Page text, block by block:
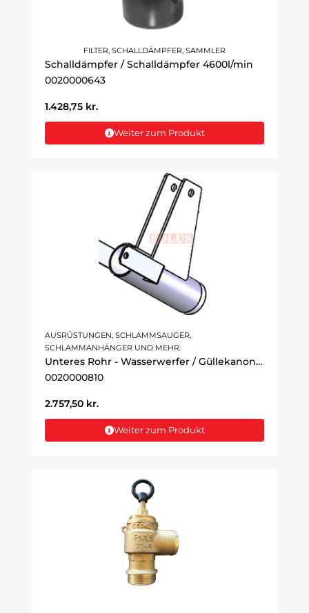
FILTER, SCHALLDÄMPFER, SAMMLER
Schalldämpfer / Schalldämpfer 4600l/min
0020000643
1.428,75 kr.
Weiter zum Produkt
AUSRÜSTUNGEN, SCHLAMMSAUGER,
SCHLAMMANHÄNGER UND MEHR.
Unteres Rohr - Wasserwerfer / Güllekanone für höhenverstellbare 3"
0020000810
2.757,50 kr.
Weiter zum Produkt